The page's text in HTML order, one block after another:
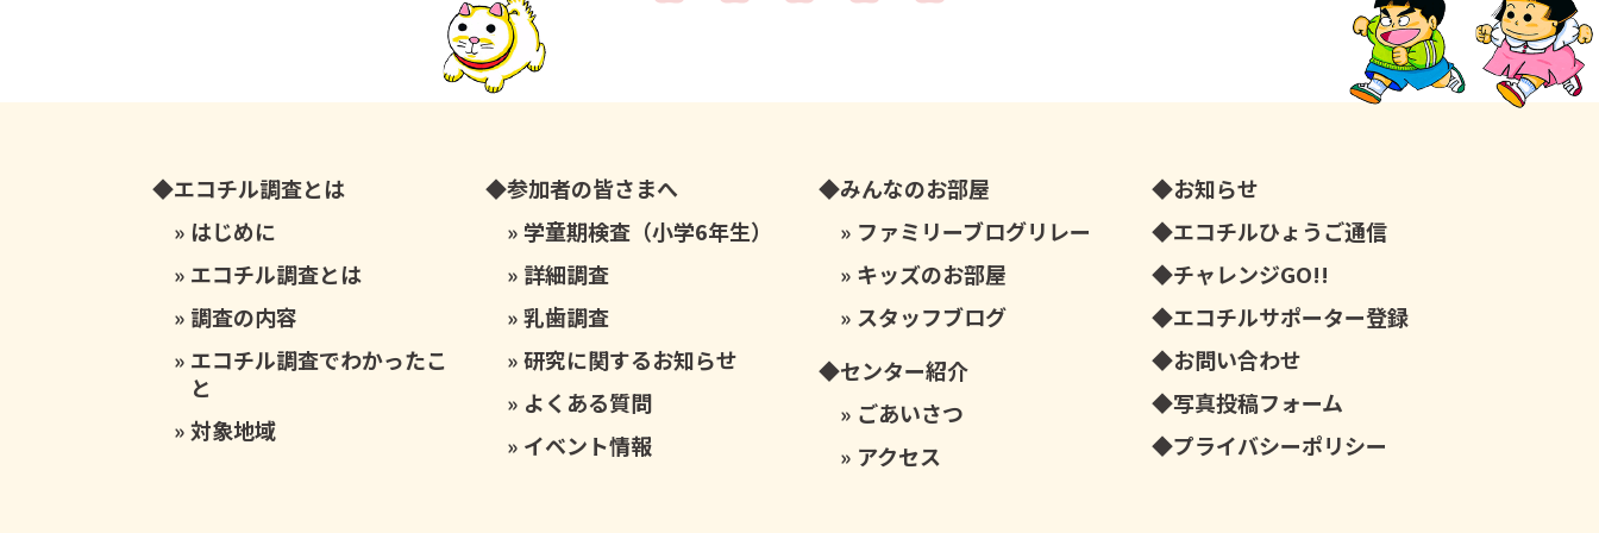
エコチル調査とは
はじめに
エコチル調査とは
調査の内容
エコチル調査でわかったこ
と
対象地域
参加者の皆さまへ
学童期検査（小学6年生）
詳細調査
乳歯調査
研究に関するお知らせ
よくある質問
イベント情報
みんなのお部屋
ファミリーブログリレー
キッズのお部屋
スタッフブログ
センター紹介
ごあいさつ
アクセス
お知らせ
エコチルひょうご通信
チャレンジGO!!
エコチルサポーター登録
お問い合わせ
写真投稿フォーム
プライバシーポリシー